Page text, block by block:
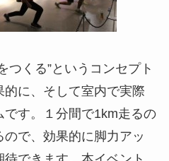
つくる”というコンセプト
に、そして室内で実際
す。１分間で1km走るの
で、効果的に脚力アッ